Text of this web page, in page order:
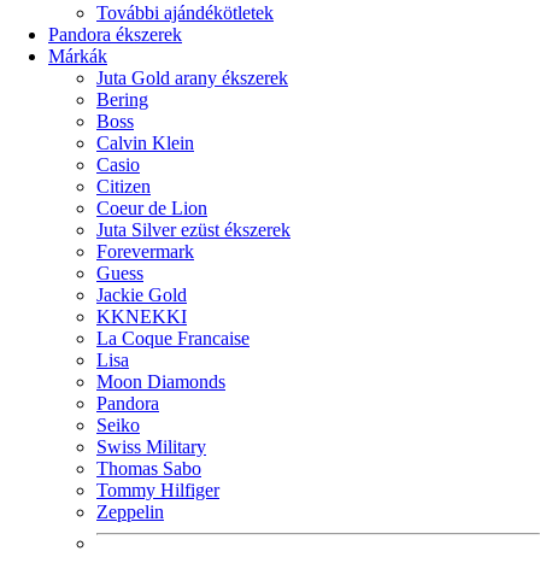
További ajándékötletek
Pandora ékszerek
Márkák
Juta Gold arany ékszerek
Bering
Boss
Calvin Klein
Casio
Citizen
Coeur de Lion
Juta Silver ezüst ékszerek
Forevermark
Guess
Jackie Gold
KKNEKKI
La Coque Francaise
Lisa
Moon Diamonds
Pandora
Seiko
Swiss Military
Thomas Sabo
Tommy Hilfiger
Zeppelin